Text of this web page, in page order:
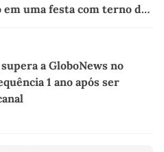
em uma festa com terno de
a GloboNews no
1 ano após ser